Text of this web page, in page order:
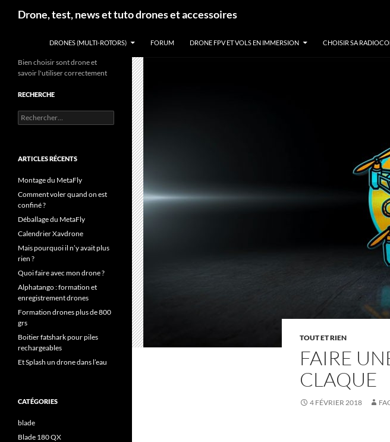
Drone, test, news et tuto drones et accessoires
DRONES (MULTI-ROTORS) FORUM DRONE FPV ET VOLS EN IMMERSION CHOISIR SA
TOUT ET RIEN
FAIRE
CLAQUE
4 FÉVRIER 2018
Bien choisir sont drone et
savoir l'utiliser correctement
RECHERCHE
Rechercher :
ARTICLES RÉCENTS
Montage du MetaFly
Comment voler quand on est
confiné ?
Déballage du MetaFly
Calendrier Xavdrone
Mais pourquoi il n’y avait plus
rien ?
Quoi faire avec mon drone ?
Alphatango : formation et
enregistrement drones
Formation drones plus de 800
grs
Boitier fatshark pour piles
rechargeables
Et Splash un drone dans l’eau
CATÉGORIES
blade
Blade 180 QX